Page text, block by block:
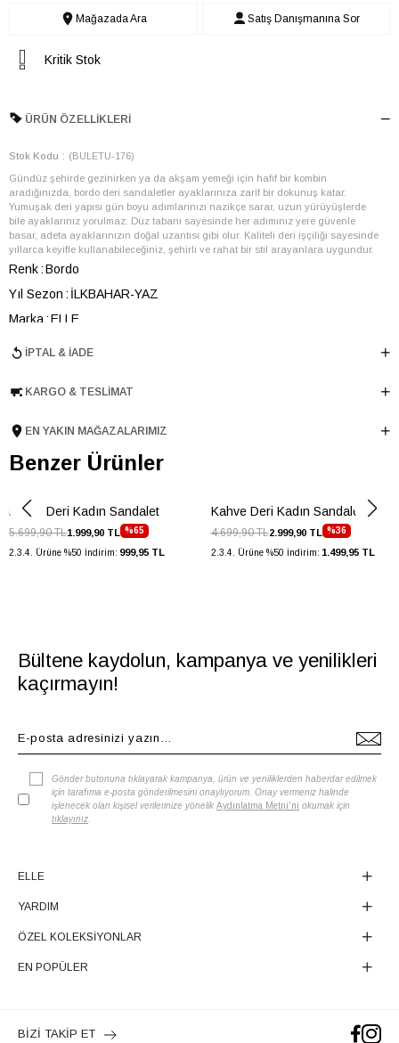
Mağazada Ara Satış Danışmanına Sor
Kritik Stok
ÜRÜN ÖZELLIKLERI
Stok Kodu (BULETU-176)
Gündüz şehirde gezinirken ya da akşam yemeği için hafif bir kombin
aradığınızda, bordo deri sandaletler ayaklarınıza zarif bir dokunuş katar.
Yumuşak deri yapısı gün boyu adımlarınızı nazikçe sarar, uzun yürüyüşlerde
bile ayaklarınız yorulmaz. Düz tabanı sayesinde her adımınız yere güvenle
basar, adeta ayaklarınızın doğal uzantısı gibi olur. Kaliteli deri işçiliği sayesinde
yıllarca keyifle kullanabileceğiniz, şehirli ve rahat bir stil arayanlara uygundur.
Renk Bordo
Yıl Sezon
İLKBAHAR-YAZ
Marka ELLE
Cinsiyet
KADIN
Astar Malzemesi İnek Derisi
Ürün Cinsi Fuspet
Menşei TURKIYE
İPTAL & İADE
KARGO & TESLIMAT
EN YAKIN MAĞAZALARIMIZ
Benzer Ürünler
Bordo Deri Kadın Sandalet
%65
1.999,90 TL
5.699,90 TL
2.3.4. Ürüne %50 İndirim: 999,95 TL
Kahve Deri Kadın Sandalet
%36
2.999,90 TL
4.699,90 TL
2.3.4. Ürüne %50 İndirim: 1.499,95 TL
Bültene kaydolun, kampanya ve yenilikleri
kaçırmayın!
Gönder butonuna tıklayarak kampanya, ürün ve yeniliklerden haberdar edilmek
için tarafıma e-posta gönderilmesini onaylıyorum. Onay vermeniz halinde
işlenecek olan kişisel verilerinize yönelik Aydınlatma Metni'ni okumak için
tıklayınız
ELLE
YARDIM
ÖZEL KOLEKSİYONLAR
EN POPÜLER
BİZİ TAKİP ET